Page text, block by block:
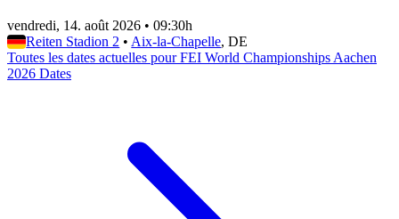
vendredi, 14. août 2026 • 09:30h
Reiten Stadion 2 • Aix-la-Chapelle, DE
Toutes les dates actuelles pour FEI World Championships Aachen
2026 Dates